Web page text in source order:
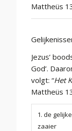
Mattheüs
Jezus’
God’.
volgt: “Het
Mattheüs
1. de
zaaier